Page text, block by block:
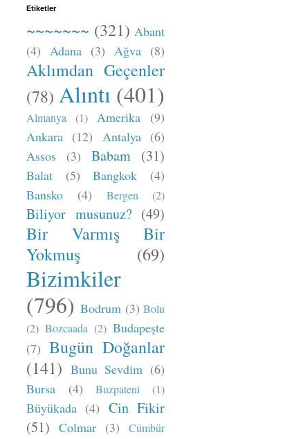
Etiketler
~~~~~~~ (321) Abant
(4) Adana (3) Ağva (8)
Aklımdan Geçenler
(78) Alıntı (401)
Almanya (1) Amerika
(9)
Ankara (12) Antalya (6)
Assos
(3) Babam (31)
Balat (5) Bangkok
(4)
Bansko
(4) Bergen (2)
Biliyor musunuz? (49)
Bir Varmış Bir
Yokmuş
(69)
Bizimkiler
(796) Bodrum (3) Bolu
(2) Bozcaada (2) Budapeşte
(7) Bugün Doğanlar
(141) Bunu Sevdim (6)
Bursa
(4) Buzpateni (1)
Büyükada (4) Cin Fikir
(51) Colmar (3)
Cümbür